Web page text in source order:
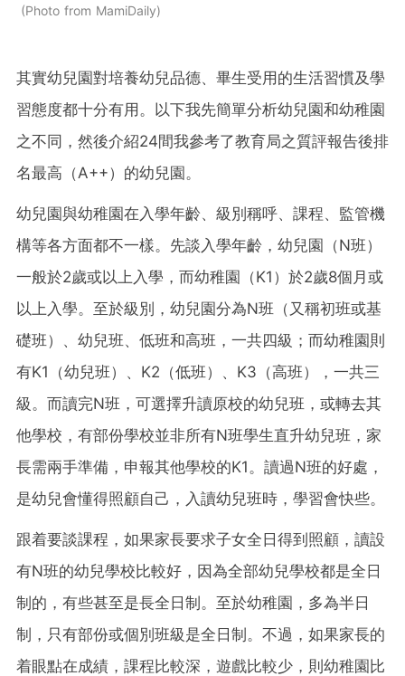
Photo from MamiDaily
其實幼兒園對培養幼兒品德、畢生受用的生活習慣及學
習態度都十分有用。以下我先簡單分析幼兒園和幼稚園
之不同，然後介紹24間我參考了教育局之質評報告後排
名最高（A++）的幼兒園。
幼兒園與幼稚園在入學年齡、級別稱呼、課程、監管機
構等各方面都不一樣。先談入學年齡，幼兒園（N班）
一般於2歲或以上入學，而幼稚園（K1）於2歲8個月或
以上入學。至於級別，幼兒園分為N班（又稱初班或基
礎班）、幼兒班、低班和高班，一共四級；而幼稚園則
有K1（幼兒班）、K2（低班）、K3（高班），一共三
級。而讀完N班，可選擇升讀原校的幼兒班，或轉去其
他學校，有部份學校並非所有N班學生直升幼兒班，家
長需兩手準備，申報其他學校的K1。讀過N班的好處，
是幼兒會懂得照顧自己，入讀幼兒班時，學習會快些。
跟着要談課程，如果家長要求子女全日得到照顧，讀設
有N班的幼兒學校比較好，因為全部幼兒學校都是全日
制的，有些甚至是長全日制。至於幼稚園，多為半日
制，只有部份或個別班級是全日制。不過，如果家長的
着眼點在成績，課程比較深，遊戲比較少，則幼稚園比